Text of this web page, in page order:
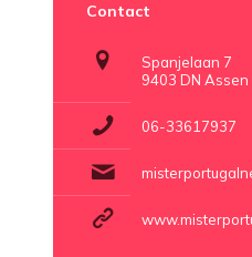
Contact
Spanjelaan 7
9403 DN Assen
06-33617937